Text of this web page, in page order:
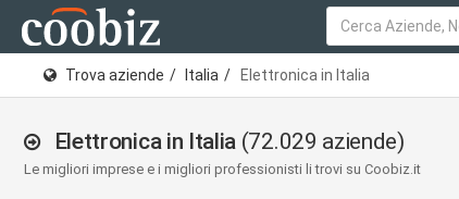
Trova aziende Italia Elettronica in Italia
Elettronica in Italia (72.029 aziende)
Le migliori imprese e i migliori professionisti li trovi su Coobiz.it